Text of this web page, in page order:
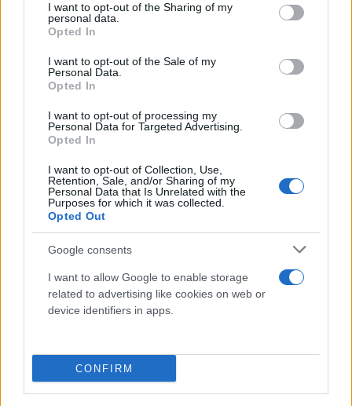
not limited to your visit or usage behaviour. You may click to
grant or deny consent to Google and its third-party tags to
use your data for below specified purposes in below Google
consent section.
I want to opt-out of the Sharing of my
personal data.
Opted In
I want to opt-out of the Sale of my
Personal Data.
Opted In
I want to opt-out of processing my
Personal Data for Targeted Advertising.
Opted In
I want to opt-out of Collection, Use,
Retention, Sale, and/or Sharing of my
Personal Data that Is Unrelated with the
Purposes for which it was collected.
Opted Out
Google consents
I want to allow Google to enable storage
related to advertising like cookies on web or
device identifiers in apps.
CONFIRM
Electronics, ένας από τους μεγαλύτερους
κατασκευαστές smartphones και τηλεοράσεων
στον κόσμο, αλλά και βασικός παίκτης στην
παγκόσμια αγορά μικροτσίπ - ειδικά στην εποχή
Η εκρηκτική ζήτηση για chips έχει εκτοξεύσει την
αξία της εταιρείας, συμβάλλοντας στο να ξεπεράσει
η περιουσία της οικογένειας τα 45 δισεκατομμύρια
δολάρια, σύμφωνα με τον δείκτη Bloomberg
Billionaires.
Η «σκιώδης» μάχη της διαδοχής
Πίσω από τα οικονομικά μεγέθη, η ιστορία της
πολυετή και συχνά ταραχώδη μάχη διαδοχής,
σύμφωνα με τοBBC.